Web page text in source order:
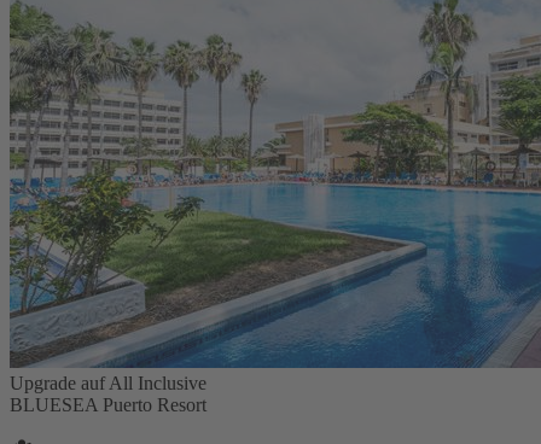
Upgrade auf All Inclusive
BLUESEA Puerto Resort